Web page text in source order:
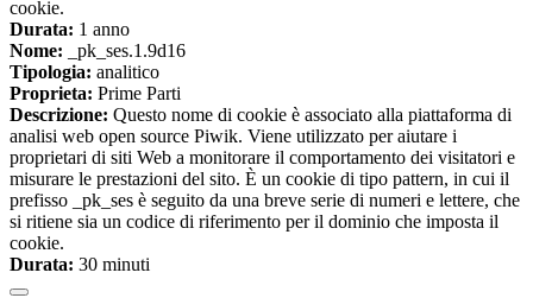
cookie.
Durata: 1 anno
Nome: _pk_ses.1.9d16
Tipologia: analitico
Proprieta: Prime Parti
Descrizione: Questo nome di cookie è associato alla piattaforma di
analisi web open source Piwik. Viene utilizzato per aiutare i
proprietari di siti Web a monitorare il comportamento dei visitatori e
misurare le prestazioni del sito. È un cookie di tipo pattern, in cui il
prefisso _pk_ses è seguito da una breve serie di numeri e lettere, che
si ritiene sia un codice di riferimento per il dominio che imposta il
cookie.
Durata: 30 minuti